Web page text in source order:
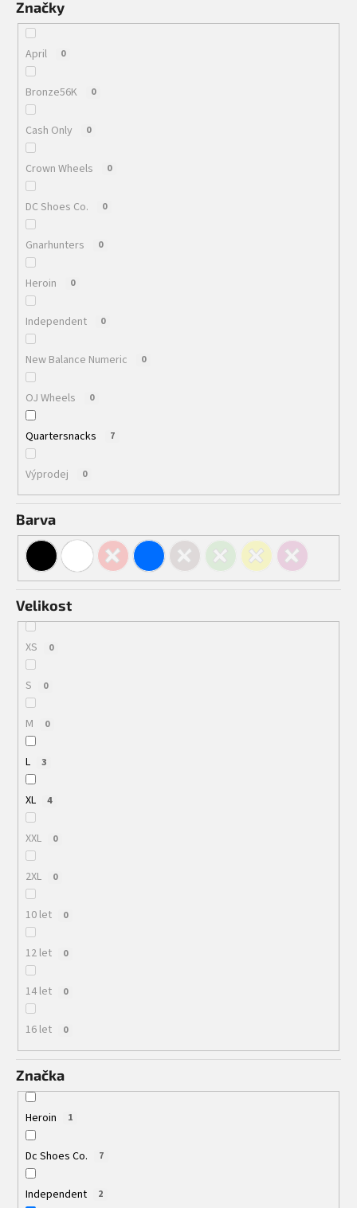
Značky
April 0
Bronze56K 0
Cash Only 0
Crown Wheels 0
DC Shoes Co. 0
Gnarhunters 0
Heroin 0
Independent 0
New Balance Numeric 0
OJ Wheels 0
Quartersnacks 7
Výprodej 0
Barva
Velikost
XS 0
S 0
M 0
L 3
XL 4
XXL 0
2XL 0
10 let 0
12 let 0
14 let 0
16 let 0
Značka
Heroin 1
Dc Shoes Co. 7
Independent 2